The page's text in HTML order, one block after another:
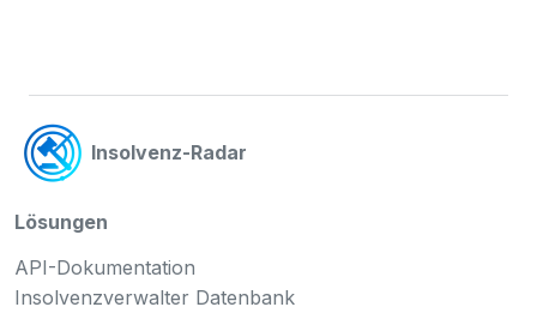
Insolvenz-Radar
Lösungen
API-Dokumentation
Insolvenzverwalter Datenbank